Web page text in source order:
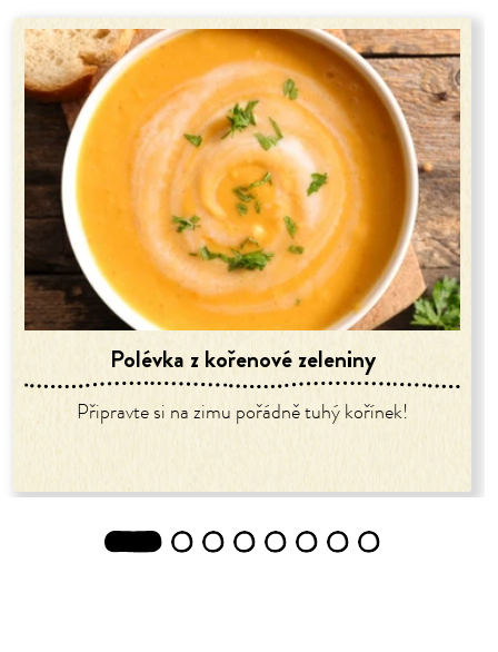
Polévka z kořenové zeleniny
Připravte si na zimu pořádně tuhý kořínek!
2 3 4 5 6 7 8